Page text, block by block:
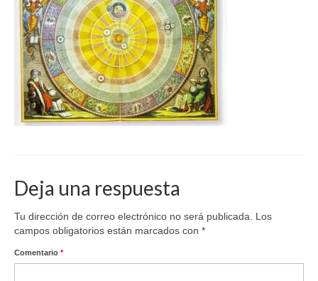
Deja una respuesta
Tu dirección de correo electrónico no será publicada.
Los
campos obligatorios están marcados con *
Comentario *